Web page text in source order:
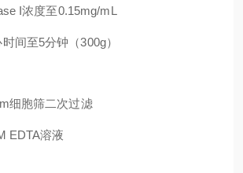
I浓度至0.15mg/mL
间至5分钟（300g）
细胞筛二次过滤
EDTA溶液